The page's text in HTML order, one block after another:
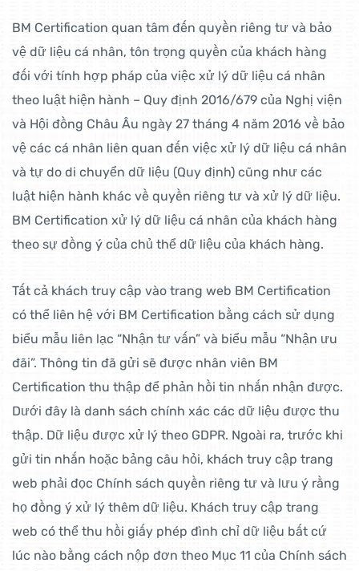
BM Certification quan tâm đến quyền riêng tư và bảo
vệ dữ liệu cá nhân, tôn trọng quyền của khách hàng
đối với tính hợp pháp của việc xử lý dữ liệu cá nhân
theo luật hiện hành – Quy định 2016/679 của Nghị viện
và Hội đồng Châu Âu ngày 27 tháng 4 năm 2016 về bảo
vệ các cá nhân liên quan đến việc xử lý dữ liệu cá nhân
và tự do di chuyển dữ liệu (Quy định) cũng như các
luật hiện hành khác về quyền riêng tư và xử lý dữ liệu.
BM Certification xử lý dữ liệu cá nhân của khách hàng
theo sự đồng ý của chủ thể dữ liệu của khách hàng.
Tất cả khách truy cập vào trang web BM Certification
có thể liên hệ với BM Certification bằng cách sử dụng
biểu mẫu liên lạc “Nhận tư vấn” và biểu mẫu “Nhận ưu
đãi”. Thông tin đã gửi sẽ được nhân viên BM
Certification thu thập để phản hồi tin nhắn nhận được.
Dưới đây là danh sách chính xác các dữ liệu được thu
thập. Dữ liệu được xử lý theo GDPR. Ngoài ra, trước khi
gửi tin nhắn hoặc bảng câu hỏi, khách truy cập trang
web phải đọc Chính sách quyền riêng tư và lưu ý rằng
họ đồng ý xử lý thêm dữ liệu. Khách truy cập trang
web có thể thu hồi giấy phép đình chỉ dữ liệu bất cứ
lúc nào bằng cách nộp đơn theo Mục 11 của Chính sách